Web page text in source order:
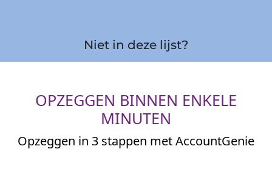
Niet in deze lijst?
OPZEGGEN BINNEN ENKELE
MINUTEN
Opzeggen in 3 stappen met AccountGenie